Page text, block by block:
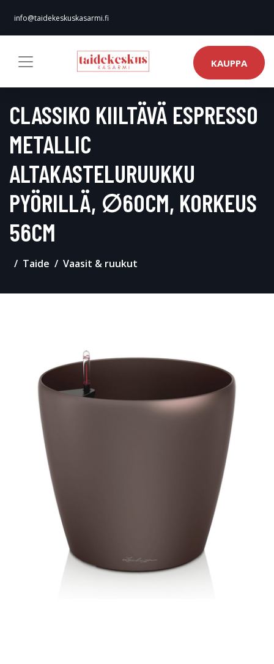
info@taidekeskuskasarmi.fi
KAUPPA
CLASSIKO KIILTÄVÄ ESPRESSO
METALLIC
ALTAKASTELURUUKKU
PYÖRILLÄ, ∅60CM, KORKEUS
56CM
Taide Vaasit & ruukut